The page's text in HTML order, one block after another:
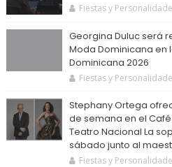
Fiestas y
Georgina Duluc será
Moda Dominicana en
Dominicana 2026
Fiestas y
Stephany Ortega
de semana en el
Teatro Nacional La
sábado junto al
Fiestas y